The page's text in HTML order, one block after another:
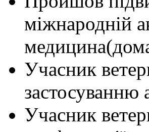
міжнародній
Учасник
застосуванню
Учасник